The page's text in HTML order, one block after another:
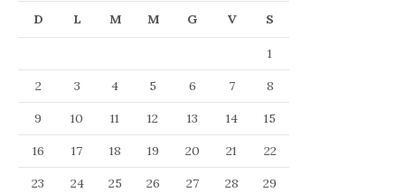
D L M M G V S
1
2
3 4 5 6 7
8
9
10 11 12 13 14
15
16
17 18 19 20 21
22
23
24 25 26 27 28
29